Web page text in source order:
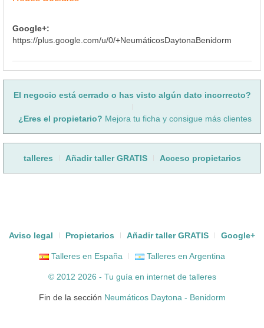
Google+:
https://plus.google.com/u/0/+NeumáticosDaytonaBenidorm
El negocio está cerrado o has visto algún dato incorrecto?
¿Eres el propietario? Mejora tu ficha y consigue más clientes
talleres Añadir taller GRATIS Acceso propietarios
Aviso legal Propietarios Añadir taller GRATIS Google+
Talleres en España Talleres en Argentina
© 2012 2026 - Tu guía en internet de talleres
Fin de la sección Neumáticos Daytona - Benidorm